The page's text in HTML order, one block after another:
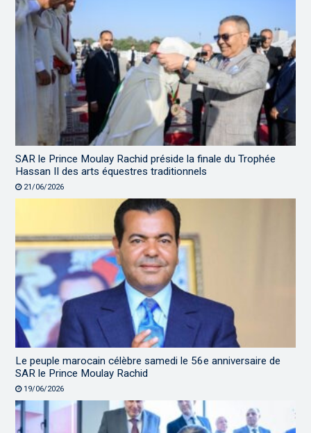
SAR le Prince Moulay Rachid préside la finale du Trophée
Hassan II des arts équestres traditionnels
21/06/2026
Le peuple marocain célèbre samedi le 56e anniversaire de
SAR le Prince Moulay Rachid
19/06/2026